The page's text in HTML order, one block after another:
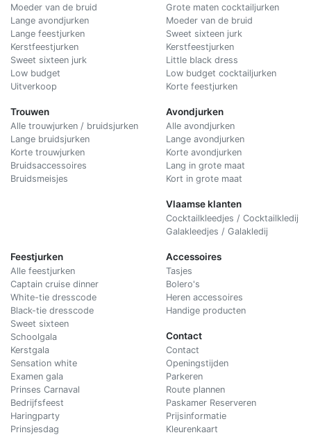
Moeder van de bruid
Lange avondjurken
Lange feestjurken
Kerstfeestjurken
Sweet sixteen jurk
Low budget
Uitverkoop
Trouwen
Alle trouwjurken / bruidsjurken
Lange bruidsjurken
Korte trouwjurken
Bruidsaccessoires
Bruidsmeisjes
Grote maten cocktailjurken
Moeder van de bruid
Sweet sixteen jurk
Kerstfeestjurken
Little black dress
Low budget cocktailjurken
Korte feestjurken
Avondjurken
Alle avondjurken
Lange avondjurken
Korte avondjurken
Lang in grote maat
Kort in grote maat
Vlaamse klanten
Cocktailkleedjes / Cocktailkledij
Galakleedjes / Galakledij
Feestjurken
Alle feestjurken
Captain cruise dinner
White-tie dresscode
Black-tie dresscode
Sweet sixteen
Schoolgala
Kerstgala
Sensation white
Examen gala
Prinses Carnaval
Bedrijfsfeest
Haringparty
Prinsjesdag
Accessoires
Tasjes
Bolero's
Heren accessoires
Handige producten
Contact
Contact
Openingstijden
Parkeren
Route plannen
Paskamer Reserveren
Prijsinformatie
Kleurenkaart